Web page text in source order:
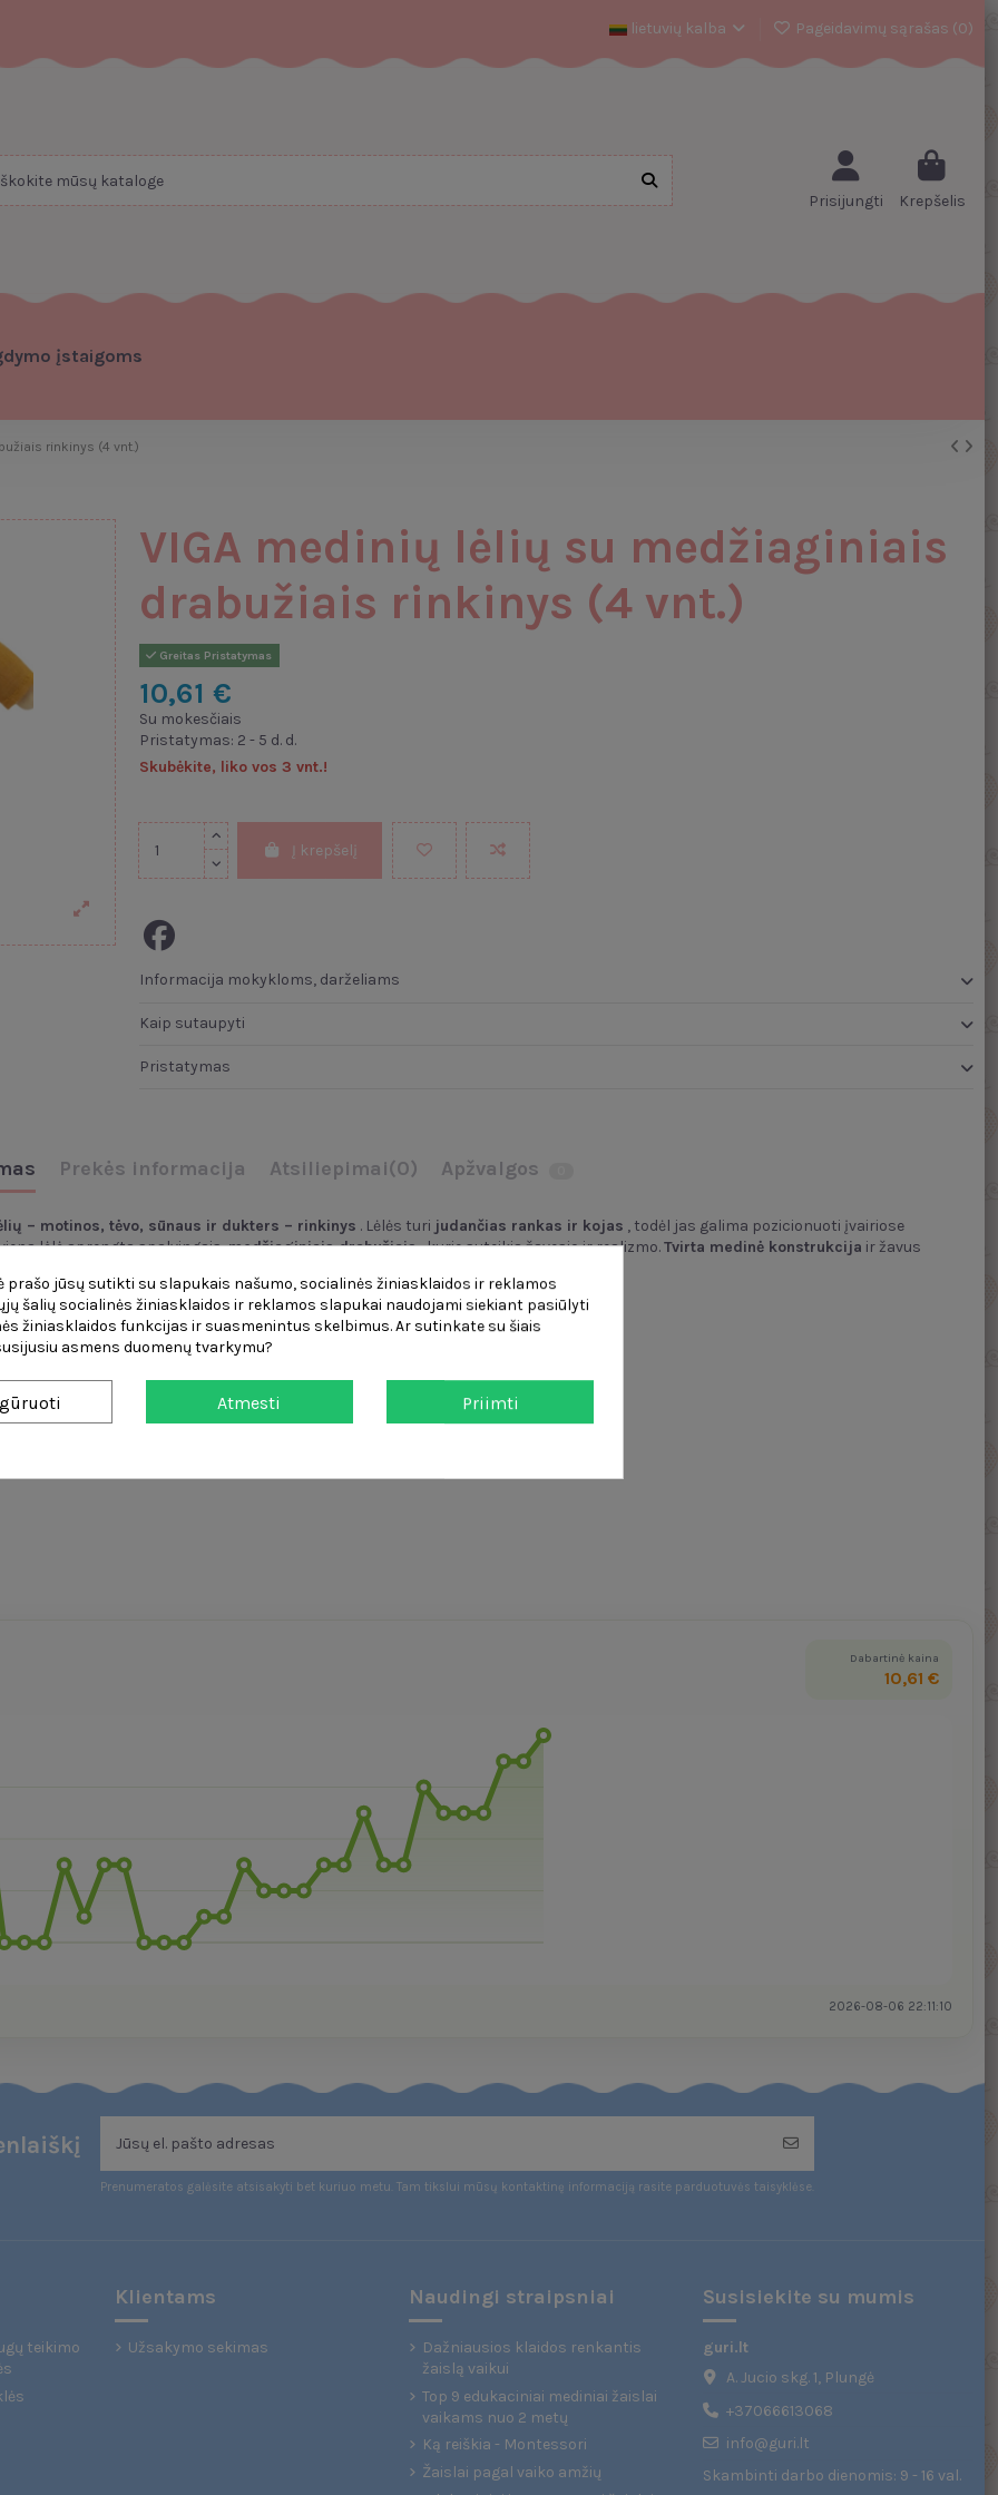
lietuvių kalba Pageidavimų sąrašas (0)
Prisijungti Krepšelis
įstaigoms
rinkinys (4 vnt.)
VIGA medinių lėlių su medžiaginiais
drabužiais rinkinys (4 vnt.)
Greitas Pristatymas
10,61 €
Su mokesčiais
Pristatymas: 2 - 5 d. d.
Skubėkite, liko vos 3 vnt.!
Į krepšelį
Informacija mokykloms, darželiams
Kaip sutaupyti
Pristatymas
Prekės informacija Atsiliepimai(0) Apžvalgos
– motinos, tėvo, sūnaus ir dukters – rinkinys . Lėlės turi judančias rankas ir kojas , todėl jas galima pozicionuoti įvairiose
lėlė aprengta spalvingais,medžiaginiais drabužiais, kurie suteikia žavesio ir realizmo.Tvirta medinė konstrukcija ir žavus
žaislą. Tai puikus būdas
padėtyse.
Dabartinė kaina
10,61 €
2026-08-06 22:11:10
Prenumeratos galėsite atsisakyti bet kuriuo metu. Tam tikslui mūsų kontaktinę informaciją rasite parduotuvės taisyklėse.
teikimo
Klientams
Užsakymo sekimas
Naudingi straipsniai
Dažniausios klaidos renkantis
žaislą vaikui
Top 9 edukaciniai mediniai žaislai
vaikams nuo 2 metų
Ką reiškia - Montessori
Žaislai pagal vaiko amžių
Susisiekite su mumis
guri.lt
A. Jucio skg. 1, Plungė
+37066613068
info@guri.lt
Skambinti darbo dienomis: 9 - 16 val.
prašo jūsų sutikti su slapukais našumo, socialinės žiniasklaidos ir reklamos
šalių socialinės žiniasklaidos ir reklamos slapukai naudojami siekiant pasiūlyti
žiniasklaidos funkcijas ir suasmenintus skelbimus. Ar sutinkate su šiais
asmens duomenų tvarkymu?
Atmesti Priimti